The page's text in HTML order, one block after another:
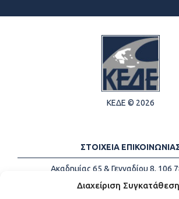
Διαχείριση
ΚΕΔΕ © 2026
ΣΤΟΙΧΕΙΑ
Ακαδημίας 65 & Γενναδίου 8, 106
Τηλέφωνα:
+30 213-
Email:
info@kede.gr